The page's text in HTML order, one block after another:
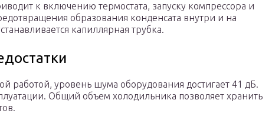
к включению термостата, запуску компрессора и
образования конденсата внутри и на
капиллярная трубка.
работой, уровень шума оборудования достигает 41 дБ.
Общий объем холодильника позволяет хранить